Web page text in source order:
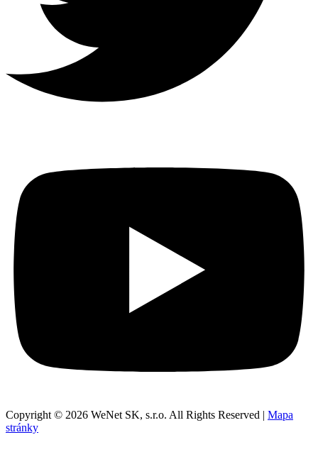
Copyright © 2026 WeNet SK, s.r.o. All Rights Reserved | Mapa
stránky